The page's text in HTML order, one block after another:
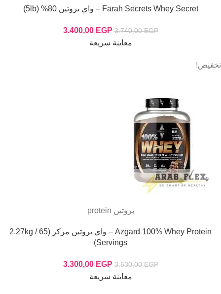
Farah Secrets Whey Secret – واي بروتين 80% (5lb)
3.740,00EGP
3.400,00 EGP
معاينة سريعة
تخفيض!
بروتين protein
Azgard 100% Whey Protein – واي بروتين مركز (2.27kg / 65
Servings)
3.630,00EGP
3.300,00 EGP
معاينة سريعة